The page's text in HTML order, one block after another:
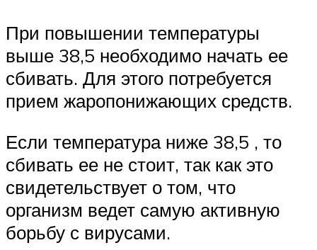
При повышении температуры
выше 38,5 необходимо начать ее
сбивать. Для этого потребуется
прием жаропонижающих средств.
Если температура ниже 38,5 , то
сбивать ее не стоит, так как это
свидетельствует о том, что
организм ведет самую активную
борьбу с вирусами.